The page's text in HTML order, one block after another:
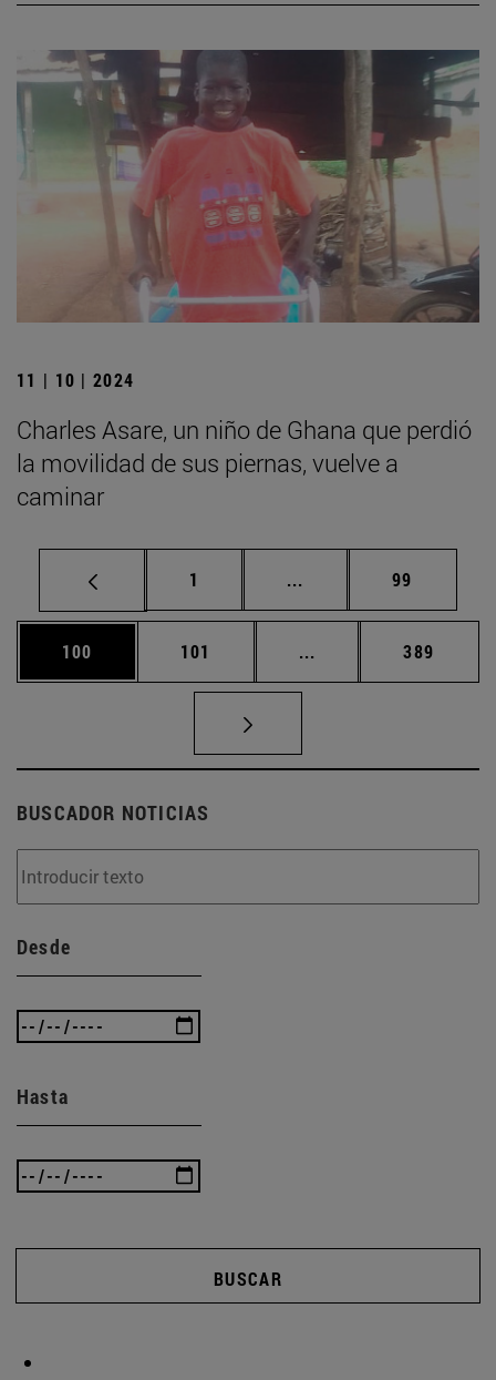
11 | 10 | 2024
Charles Asare, un niño de Ghana que perdió
la movilidad de sus piernas, vuelve a
caminar
Página
1 ... Páginas intermedias
Página
99
Página
100 Página
101 ... Páginas intermedias
Página
389
BUSCADOR NOTICIAS
Desde
Hasta
BUSCAR